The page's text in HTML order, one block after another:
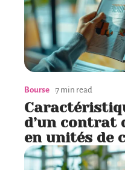
Bourse 7 min read
d’un contrat
en unités de